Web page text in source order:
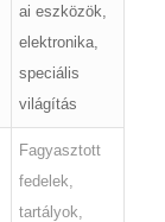
ai eszközök,
elektronika,
speciális
világítás
Fagyasztott
fedelek,
tartályok,